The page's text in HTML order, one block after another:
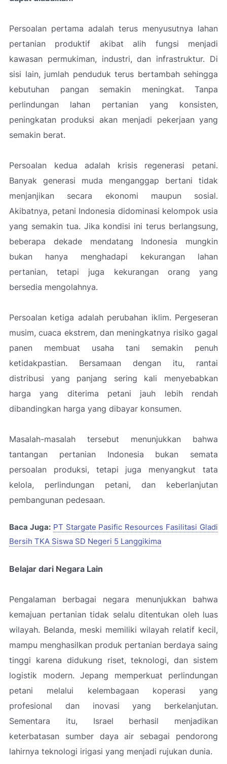
Persoalan pertama adalah terus menyusutnya lahan
pertanian produktif akibat alih fungsi menjadi
kawasan permukiman, industri, dan infrastruktur. Di
sisi lain, jumlah penduduk terus bertambah sehingga
kebutuhan pangan semakin meningkat. Tanpa
perlindungan lahan pertanian yang konsisten,
peningkatan produksi akan menjadi pekerjaan yang
semakin berat.
Persoalan kedua adalah krisis regenerasi petani.
Banyak generasi muda menganggap bertani tidak
menjanjikan secara ekonomi maupun sosial.
Akibatnya, petani Indonesia didominasi kelompok usia
yang semakin tua. Jika kondisi ini terus berlangsung,
beberapa dekade mendatang Indonesia mungkin
bukan hanya menghadapi kekurangan lahan
pertanian, tetapi juga kekurangan orang yang
bersedia mengolahnya.
Persoalan ketiga adalah perubahan iklim. Pergeseran
musim, cuaca ekstrem, dan meningkatnya risiko gagal
panen membuat usaha tani semakin penuh
ketidakpastian. Bersamaan dengan itu, rantai
distribusi yang panjang sering kali menyebabkan
harga yang diterima petani jauh lebih rendah
dibandingkan harga yang dibayar konsumen.
Masalah-masalah tersebut menunjukkan bahwa
tantangan pertanian Indonesia bukan semata
persoalan produksi, tetapi juga menyangkut tata
kelola, perlindungan petani, dan keberlanjutan
pembangunan pedesaan.
Baca Juga: PT Stargate Pasific Resources Fasilitasi Gladi
Bersih TKA Siswa SD Negeri 5 Langgikima
Belajar dari Negara Lain
Pengalaman berbagai negara menunjukkan bahwa
kemajuan pertanian tidak selalu ditentukan oleh luas
wilayah. Belanda, meski memiliki wilayah relatif kecil,
mampu menghasilkan produk pertanian berdaya saing
tinggi karena didukung riset, teknologi, dan sistem
logistik modern. Jepang memperkuat perlindungan
petani melalui kelembagaan koperasi yang
profesional dan inovasi yang berkelanjutan.
Sementara itu, Israel berhasil menjadikan
keterbatasan sumber daya air sebagai pendorong
lahirnya teknologi irigasi yang menjadi rujukan dunia.